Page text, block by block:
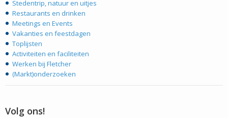
Stedentrip, natuur en uitjes
Restaurants en drinken
Meetings en Events
Vakanties en feestdagen
Toplijsten
Activiteiten en faciliteiten
Werken bij Fletcher
(Markt)onderzoeken
Volg ons!